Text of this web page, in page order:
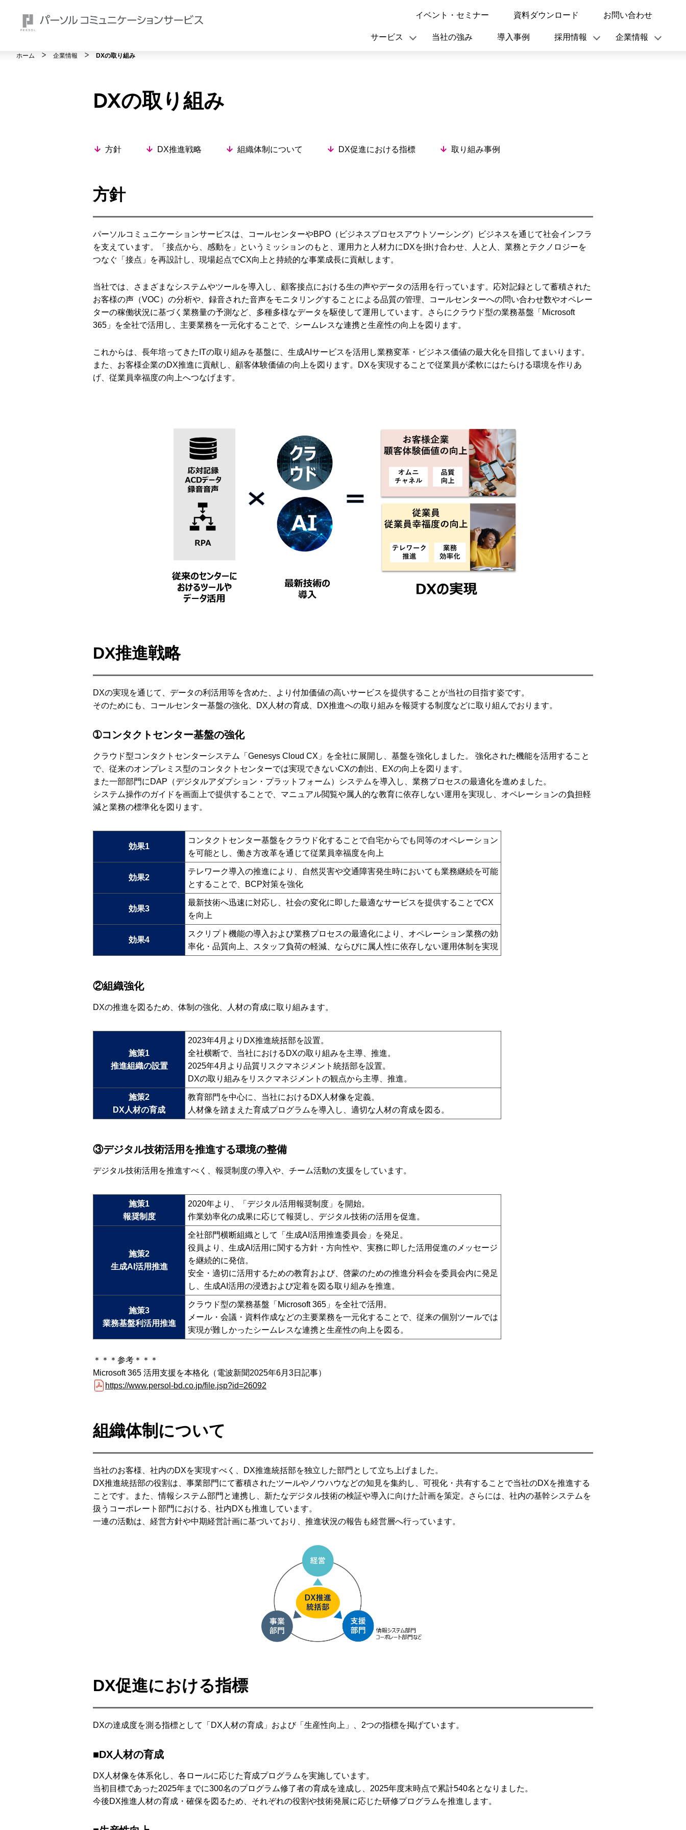
イベント・セミナー 資料ダウンロード お問い合わせ
サービス 当社の強み 導入事例 採用情報 企業情報
ホーム 企業情報 DXの取り組み
DXの取り組み
方針 DX推進戦略 組織体制について DX促進における指標 取り組み事例
方針
パーソルコミュニケーションサービスは、コールセンターやBPO（ビジネスプロセスアウトソーシング）ビジネスを通じて社会インフラ
を支えています。「接点から、感動を」というミッションのもと、運用力と人材力にDXを掛け合わせ、人と人、業務とテクノロジーを
つなぐ「接点」を再設計し、現場起点でCX向上と持続的な事業成長に貢献します。
当社では、さまざまなシステムやツールを導入し、顧客接点における生の声やデータの活用を行っています。応対記録として蓄積された
お客様の声（VOC）の分析や、録音された音声をモニタリングすることによる品質の管理、コールセンターへの問い合わせ数やオペレー
ターの稼働状況に基づく業務量の予測など、多種多様なデータを駆使して運用しています。さらにクラウド型の業務基盤「Microsoft
365」を全社で活用し、主要業務を一元化することで、シームレスな連携と生産性の向上を図ります。
これからは、長年培ってきたITの取り組みを基盤に、生成AIサービスを活用し業務変革・ビジネス価値の最大化を目指してまいります。
また、お客様企業のDX推進に貢献し、顧客体験価値の向上を図ります。DXを実現することで従業員が柔軟にはたらける環境を作りあ
げ、従業員幸福度の向上へつなげます。
DX推進戦略
DXの実現を通じて、データの利活用等を含めた、より付加価値の高いサービスを提供することが当社の目指す姿です。
そのためにも、コールセンター基盤の強化、DX人材の育成、DX推進への取り組みを報奨する制度などに取り組んでおります。
➀コンタクトセンター基盤の強化
クラウド型コンタクトセンターシステム「Genesys Cloud CX」を全社に展開し、基盤を強化しました。 強化された機能を活用すること
で、従来のオンプレミス型のコンタクトセンターでは実現できないCXの創出、EXの向上を図ります。
また一部部門にDAP（デジタルアダプション・プラットフォーム）システムを導入し、業務プロセスの最適化を進めました。
システム操作のガイドを画面上で提供することで、マニュアル閲覧や属人的な教育に依存しない運用を実現し、オペレーションの負担軽
減と業務の標準化を図ります。
効果1
コンタクトセンター基盤をクラウド化することで自宅からでも同等のオペレーション
を可能とし、働き方改革を通じて従業員幸福度を向上
効果2
テレワーク導入の推進により、自然災害や交通障害発生時においても業務継続を可能
とすることで、BCP対策を強化
効果3
最新技術へ迅速に対応し、社会の変化に即した最適なサービスを提供することでCX
を向上
効果4
スクリプト機能の導入および業務プロセスの最適化により、オペレーション業務の効
率化・品質向上、スタッフ負荷の軽減、ならびに属人性に依存しない運用体制を実現
②組織強化
DXの推進を図るため、体制の強化、人材の育成に取り組みます。
施策1
推進組織の設置
2023年4月よりDX推進統括部を設置。
全社横断で、当社におけるDXの取り組みを主導、推進。
2025年4月より品質リスクマネジメント統括部を設置。
DXの取り組みをリスクマネジメントの観点から主導、推進。
施策2
DX人材の育成
教育部門を中心に、当社におけるDX人材像を定義。
人材像を踏まえた育成プログラムを導入し、適切な人材の育成を図る。
③デジタル技術活用を推進する環境の整備
デジタル技術活用を推進すべく、報奨制度の導入や、チーム活動の支援をしています。
施策1
報奨制度
2020年より、「デジタル活用報奨制度」を開始。
作業効率化の成果に応じて報奨し、デジタル技術の活用を促進。
施策2
生成AI活用推進
全社部門横断組織として「生成AI活用推進委員会」を発足。
役員より、生成AI活用に関する方針・方向性や、実務に即した活用促進のメッセージ
を継続的に発信。
安全・適切に活用するための教育および、啓蒙のための推進分科会を委員会内に発足
し、生成AI活用の浸透および定着を図る取り組みを推進。
施策3
業務基盤利活用推進
クラウド型の業務基盤「Microsoft 365」を全社で活用。
メール・会議・資料作成などの主要業務を一元化することで、従来の個別ツールでは
実現が難しかったシームレスな連携と生産性の向上を図る。
＊＊＊参考＊＊＊
Microsoft 365 活用支援を本格化（電波新聞2025年6月3日記事）
https://www.persol-bd.co.jp/file.jsp?id=26092
組織体制について
当社のお客様、社内のDXを実現すべく、DX推進統括部を独立した部門として立ち上げました。
DX推進統括部の役割は、事業部門にて蓄積されたツールやノウハウなどの知見を集約し、可視化・共有することで当社のDXを推進する
ことです。また、情報システム部門と連携し、新たなデジタル技術の検証や導入に向けた計画を策定。さらには、社内の基幹システムを
扱うコーポレート部門における、社内DXも推進しています。
一連の活動は、経営方針や中期経営計画に基づいており、推進状況の報告も経営層へ行っています。
DX促進における指標
DXの達成度を測る指標として「DX人材の育成」および「生産性向上」、2つの指標を掲げています。
■DX人材の育成
DX人材像を体系化し、各ロールに応じた育成プログラムを実施しています。
当初目標であった2025年までに300名のプログラム修了者の育成を達成し、2025年度末時点で累計540名となりました。
今後DX推進人材の育成・確保を図るため、それぞれの役割や技術発展に応じた研修プログラムを推進します。